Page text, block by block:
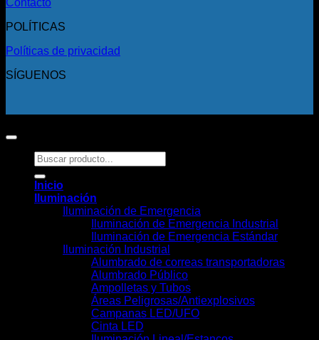
Contacto
POLÍTICAS
Políticas de privacidad
SÍGUENOS
Buscar
por:
Inicio
Iluminación
Iluminación de Emergencia
Iluminación de Emergencia Industrial
Iluminación de Emergencia Estándar
Iluminación Industrial
Alumbrado de correas transportadoras
Alumbrado Público
Ampolletas y Tubos
Áreas Peligrosas/Antiexplosivos
Campanas LED/UFO
Cinta LED